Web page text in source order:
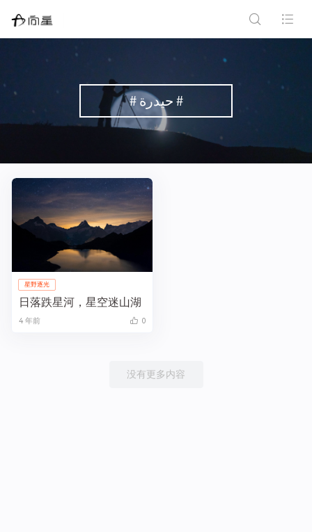
# حيدرة #
星野逐光
日落跌星河，星空迷山湖
4 年前 0
没有更多内容